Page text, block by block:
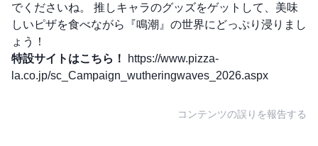
でくださいね。 推しキャラのグッズをゲットして、美味
しいピザを食べながら『鳴潮』の世界にどっぷり浸りまし
ょう！
特設サイトはこちら！
https://www.pizza-
la.co.jp/sc_Campaign_wutheringwaves_2026.aspx
コンテンツの誤りを報告する